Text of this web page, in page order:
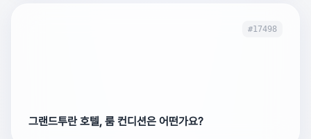
#17498
그랜드투란 호텔, 룸 컨디션은 어떤가요?